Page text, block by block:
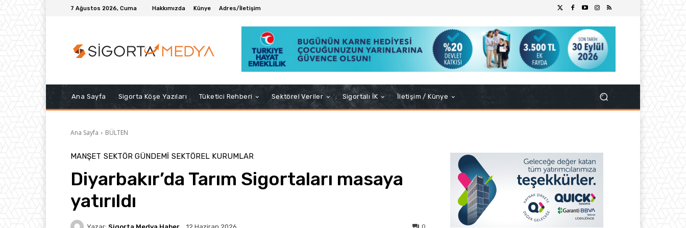
7 Ağustos 2026, Cuma Hakkımızda Künye Adres/İletişim
Ana Sayfa Sigorta Köşe Yazıları Tüketici Rehberi Sektörel Veriler Sigortalı İK İletişim / Künye
Ana Sayfa BÜLTEN
MANŞET SEKTÖR GÜNDEMİ SEKTÖREL KURUMLAR
Diyarbakır’da Tarım Sigortaları masaya
yatırıldı